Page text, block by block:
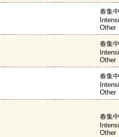
春集
Other
春集
Other
春集
Other
春集
Other